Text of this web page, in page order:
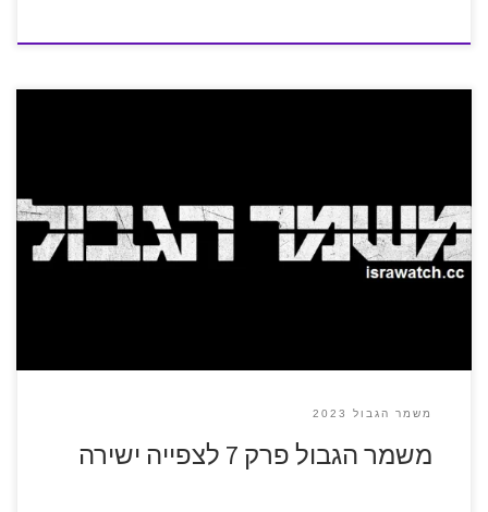
משמר הגבול 2023
משמר הגבול פרק 7 לצפייה ישירה